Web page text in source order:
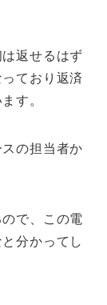
返せるはず
ており返済
す。
の担当者か
で、この電
分かってし